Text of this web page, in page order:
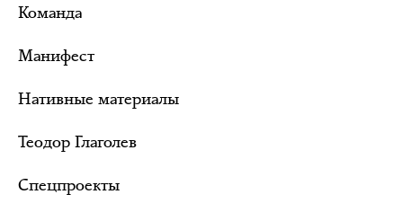
Команда
Манифест
Нативные материалы
Теодор Глаголев
Спецпроекты